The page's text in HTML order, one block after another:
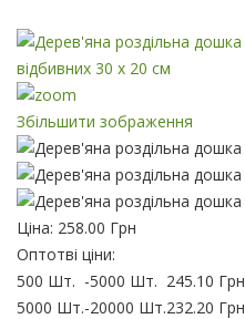
Збільшити зображення
Ціна: 258.00 Грн
Оптотві ціни:
500 Шт. -5000 Шт. 245.10 Грн
5000 Шт.-20000 Шт.232.20 Грн